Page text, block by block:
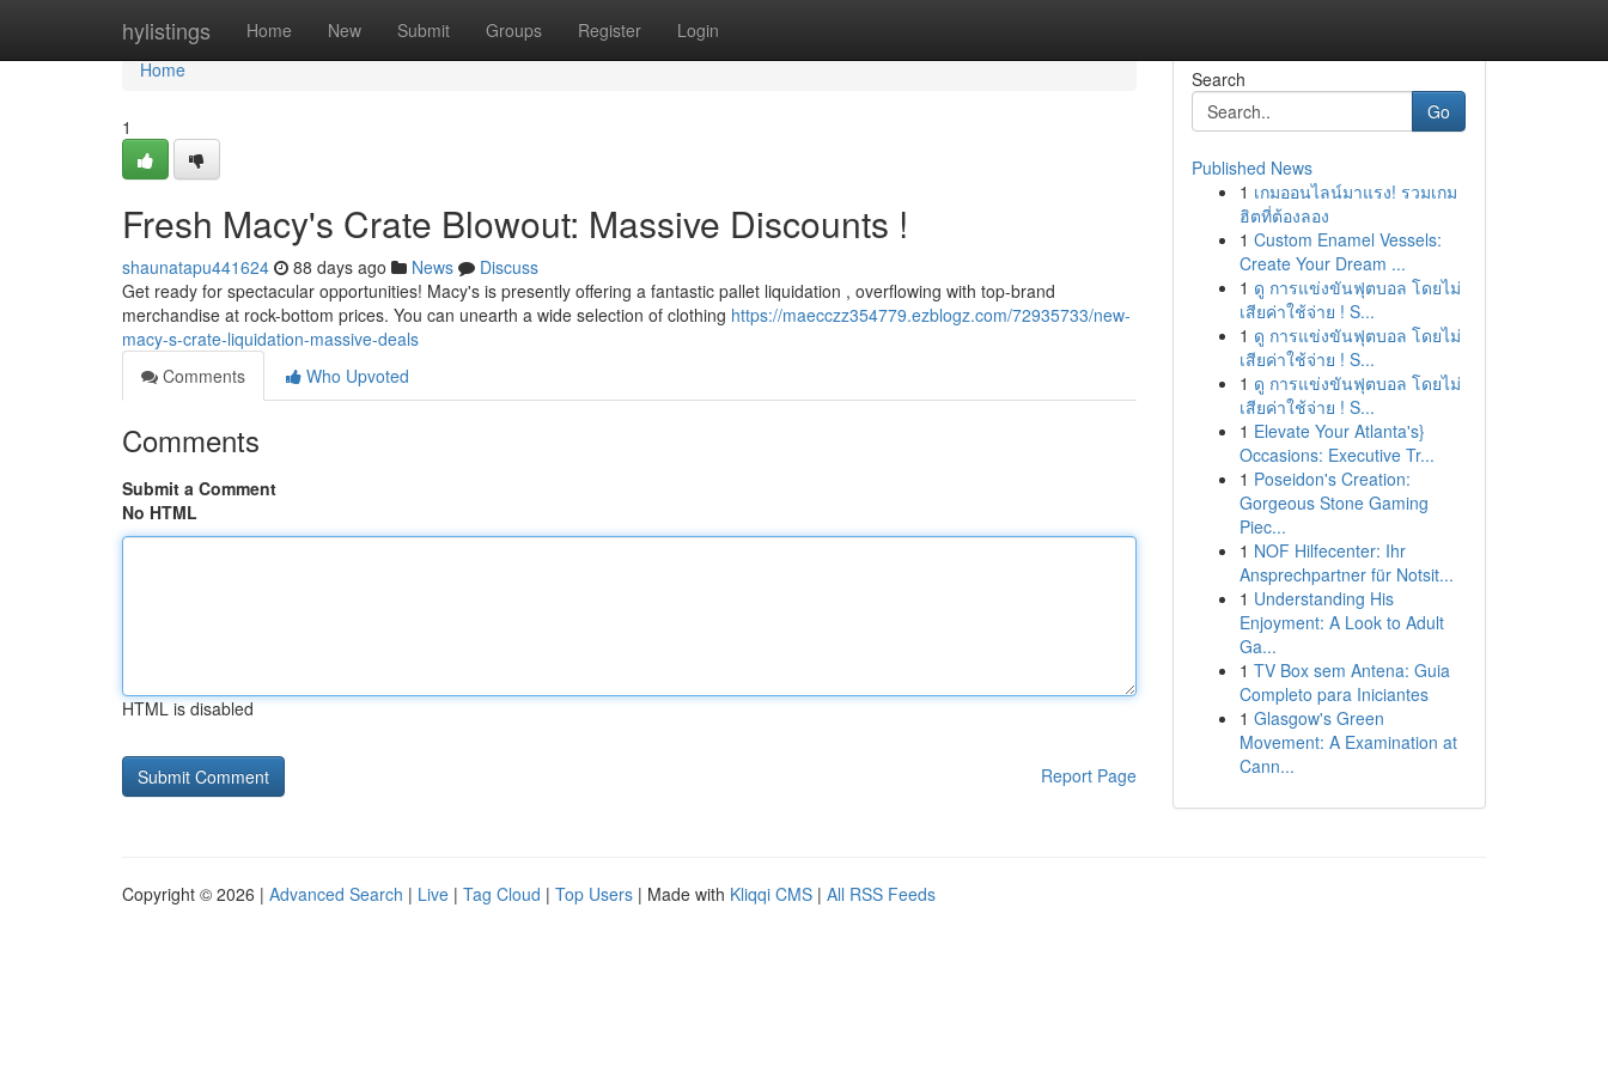
hylistings Home New Submit Groups Register Login
Home
Home
1
Fresh Macy's Crate Blowout: Massive Discounts !
shaunatapu441624 88 days ago News
Discuss
Get ready for spectacular opportunities! Macy's is presently offering a fantastic pallet liquidation , overflowing with top-brand
merchandise at rock-bottom prices. You can unearth a wide selection of clothing https://maecczz354779.ezblogz.com/72935733/new-
macy-s-crate-liquidation-massive-deals
Comments
Who Upvoted
Comments
Submit a Comment
No HTML
HTML is disabled
Report Page
Search
Go
Published News
1 เกมออนไลน์มาแรง! รวมเกม
ฮิตที่ต้องลอง
1 Custom Enamel Vessels:
Create Your Dream ...
1 ดู การแข่งขันฟุตบอล โดยไม่
เสียค่าใช้จ่าย ! S...
1 ดู การแข่งขันฟุตบอล โดยไม่
เสียค่าใช้จ่าย ! S...
1 ดู การแข่งขันฟุตบอล โดยไม่
เสียค่าใช้จ่าย ! S...
1 Elevate Your Atlanta's}
Occasions: Executive Tr...
1 Poseidon's Creation:
Gorgeous Stone Gaming
Piec...
1 NOF Hilfecenter: Ihr
Ansprechpartner für Notsit...
1 Understanding His
Enjoyment: A Look to Adult
Ga...
1 TV Box sem Antena: Guia
Completo para Iniciantes
1 Glasgow's Green
Movement: A Examination at
Cann...
Copyright © 2026 | Advanced Search | Live | Tag Cloud | Top Users | Made with Kliqqi CMS | All RSS Feeds